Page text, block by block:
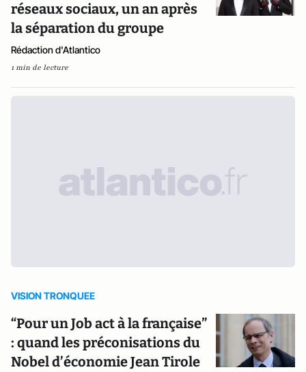
réseaux sociaux, un an après
la séparation du groupe
Rédaction d'Atlantico
1 min de lecture
VISION TRONQUEE
“Pour un Job act à la française”
: quand les préconisations du
Nobel d’économie Jean Tirole